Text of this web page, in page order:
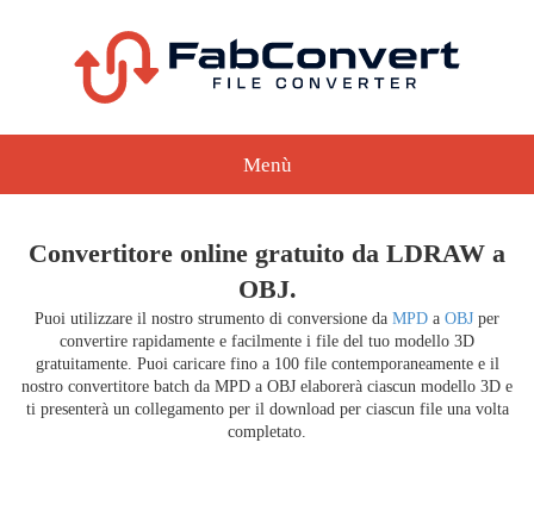
Menù
Convertitore online gratuito da LDRAW a
OBJ.
Puoi utilizzare il nostro strumento di conversione da MPD a OBJ per
convertire rapidamente e facilmente i file del tuo modello 3D
gratuitamente. Puoi caricare fino a 100 file contemporaneamente e il
nostro convertitore batch da MPD a OBJ elaborerà ciascun modello 3D e
ti presenterà un collegamento per il download per ciascun file una volta
completato.